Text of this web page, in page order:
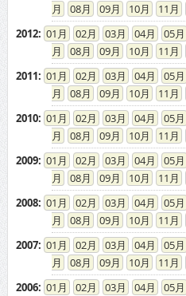
08
09 10 11
2012: 01 02 03 04 05
08
09 10 11
2011: 01 02 03 04 05
08
09 10 11
2010: 01 02 03 04 05
08
09 10 11
2009: 01 02 03 04 05
08
09 10 11
2008: 01 02 03 04 05
08
09 10 11
2007: 01 02 03 04 05
08
09 10 11
2006: 01 02 03 04 05